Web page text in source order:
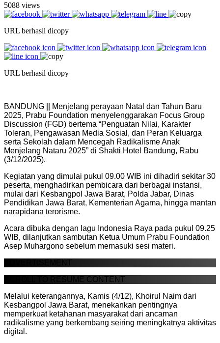
5088 views
URL berhasil dicopy
URL berhasil dicopy
BANDUNG || Menjelang perayaan Natal dan Tahun Baru
2025, Prabu Foundation menyelenggarakan Focus Group
Discussion (FGD) bertema “Penguatan Nilai, Karakter
Toleran, Pengawasan Media Sosial, dan Peran Keluarga
serta Sekolah dalam Mencegah Radikalisme Anak
Menjelang Nataru 2025” di Shakti Hotel Bandung, Rabu
(3/12/2025).
Kegiatan yang dimulai pukul 09.00 WIB ini dihadiri sekitar 30
peserta, menghadirkan pembicara dari berbagai instansi,
mulai dari Kesbangpol Jawa Barat, Polda Jabar, Dinas
Pendidikan Jawa Barat, Kementerian Agama, hingga mantan
narapidana terorisme.
Acara dibuka dengan lagu Indonesia Raya pada pukul 09.25
WIB, dilanjutkan sambutan Ketua Umum Prabu Foundation
Asep Muhargono sebelum memasuki sesi materi.
ADVERTISEMENT
SCROLL TO RESUME CONTENT
Melalui keterangannya, Kamis (4/12), Khoirul Naim dari
Kesbangpol Jawa Barat, menekankan pentingnya
memperkuat ketahanan masyarakat dari ancaman
radikalisme yang berkembang seiring meningkatnya aktivitas
digital.